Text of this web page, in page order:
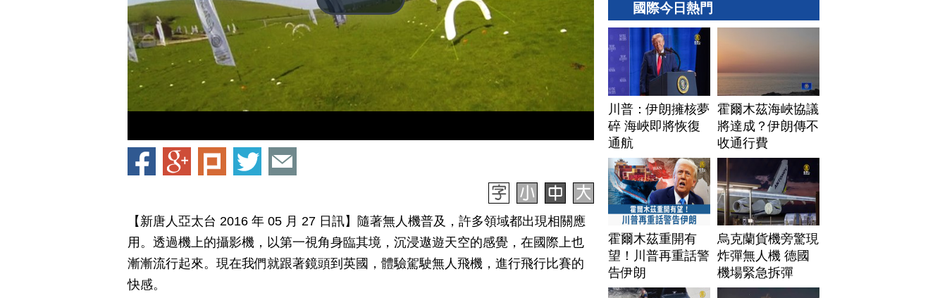
【新唐人亞太台 2016 年 05 月 27 日訊】隨著無人機普及，許多領域都出現相關應
用。透過機上的攝影機，以第一視角身臨其境，沉浸遨遊天空的感覺，在國際上也
漸漸流行起來。現在我們就跟著鏡頭到英國，體驗駕駛無人飛機，進行飛行比賽的
快感。
國際今日熱門
川普：伊朗擁核夢
碎 海峽即將恢復
通航
霍爾木茲海峽協議
將達成？伊朗傳不
收通行費
霍爾木茲重開有
望！川普再重話警
告伊朗
烏克蘭貨機旁驚現
炸彈無人機 德國
機場緊急拆彈